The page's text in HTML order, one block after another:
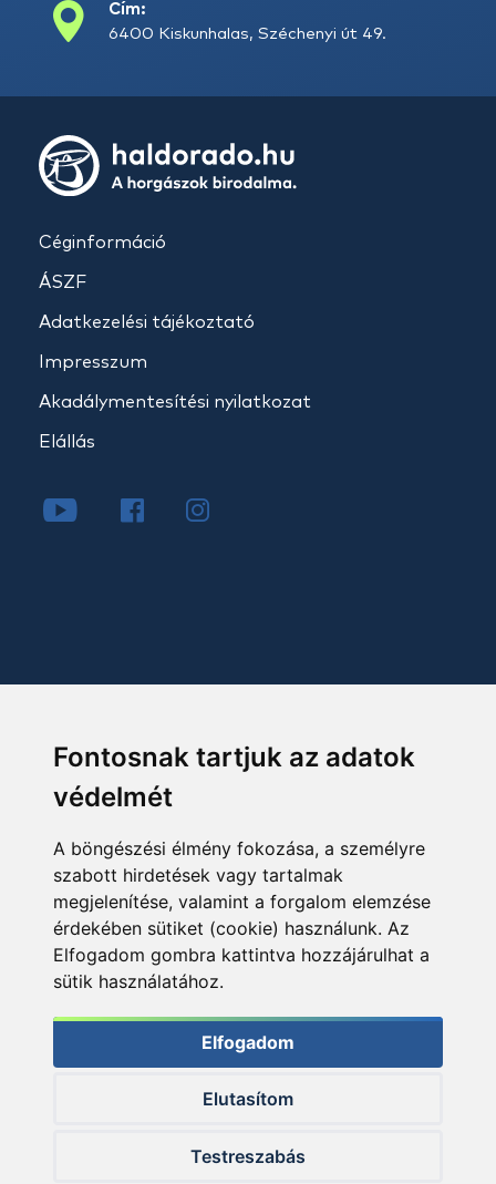
Fontosnak tartjuk az adatok
védelmét
A böngészési élmény fokozása, a személyre
szabott hirdetések vagy tartalmak
megjelenítése, valamint a forgalom elemzése
érdekében sütiket (cookie) használunk. Az
Elfogadom gombra kattintva hozzájárulhat a
sütik használatához.
Elfogadom
Elutasítom
Testreszabás
Cím:
6400 Kiskunhalas, Széchenyi út 49.
Céginformáció
ÁSZF
Adatkezelési tájékoztató
Impresszum
Akadálymentesítési nyilatkozat
Elállás